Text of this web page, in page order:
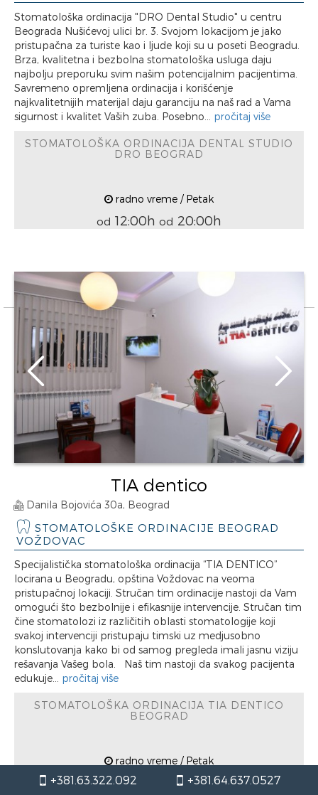
+381.63.322.092 +381.64.637.0527
Stomatološka ordinacija "DRO Dental Studio" u centru
Beograda Nušićevoj ulici br. 3. Svojom lokacijom je jako
pristupačna za turiste kao i ljude koji su u poseti Beogradu.
Brza, kvalitetna i bezbolna stomatološka usluga daju
najbolju preporuku svim našim potencijalnim pacijentima.
Savremeno opremljena ordinacija i korišćenje
najkvalitetnijih materijal daju garanciju na naš rad a Vama
sigurnost i kvalitet Vaših zuba. Posebno... pročitaj više
STOMATOLOŠKA ORDINACIJA DENTAL STUDIO
DRO BEOGRAD
radno vreme / Petak
od 12:00h od 20:00h
TIA dentico
Danila Bojovića 30a, Beograd
STOMATOLOŠKE ORDINACIJE BEOGRAD
VOŽDOVAC
Specijalistička stomatološka ordinacija “TIA DENTICO”
locirana u Beogradu, opština Voždovac na veoma
pristupačnoj lokaciji. Stručan tim ordinacije nastoji da Vam
omogući što bezbolnije i efikasnije intervencije. Stručan tim
čine stomatolozi iz različitih oblasti stomatologije koji
svakoj intervenciji pristupaju timski uz medjusobno
konslutovanja kako bi od samog pregleda imali jasnu viziju
rešavanja Vašeg bola. Naš tim nastoji da svakog pacijenta
edukuje... pročitaj više
STOMATOLOŠKA ORDINACIJA TIA DENTICO
BEOGRAD
radno vreme / Petak
od12:00h 20:00h